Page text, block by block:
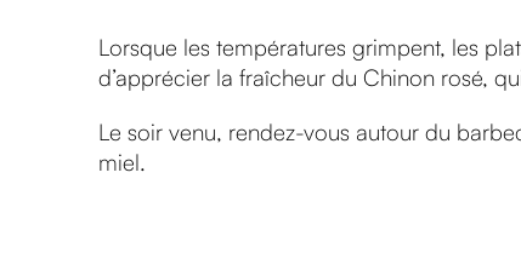
Lorsque les températures grimpent, les
d’apprécier la fraîcheur du Chinon rosé,
Le soir venu, rendez-vous autour du
miel.